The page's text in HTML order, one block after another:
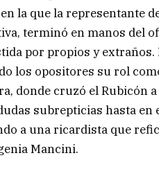
la que la representante
terminó en manos del
por propios y
los opositores su rol
donde cruzó el Rubicón
subrepticias hasta en
a una ricardista que
Mancini.